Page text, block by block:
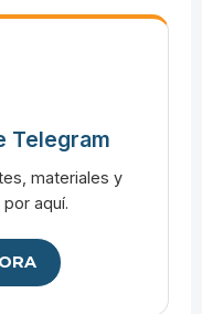
Telegram
materiales y
aquí.